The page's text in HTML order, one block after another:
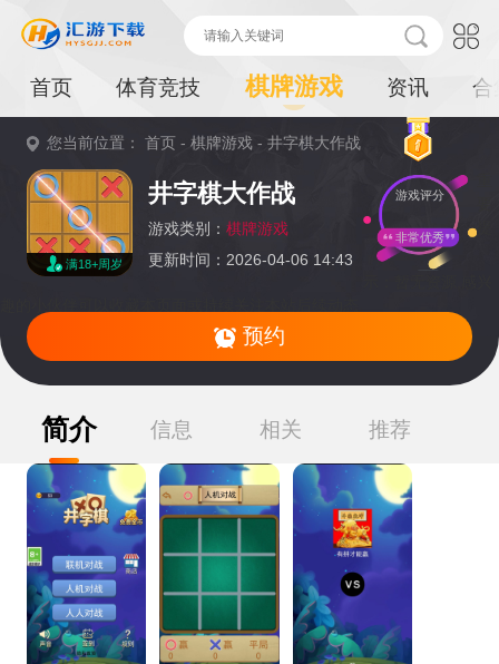
首页 体育竞技 棋牌游戏 资讯 合
您当前位置：首页 -棋牌游戏 -井字棋大作战
满18+周岁
井字棋大作战
游戏类别： 棋牌游戏
更新时间：2026-04-06 14:43
游戏评分
非常优秀
预约
提
简介 信息 相关 推荐